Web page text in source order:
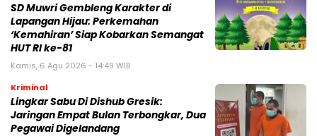
SD Muwri Gembleng Karakter di
Lapangan Hijau: Perkemahan
‘Kemahiran’ Siap Kobarkan Semangat
HUT RI ke-81
Kamis, 6 Agu 2026 - 14:49 WIB
Kriminal
Lingkar Sabu Di Dishub Gresik:
Jaringan Empat Bulan Terbongkar, Dua
Pegawai Digelandang